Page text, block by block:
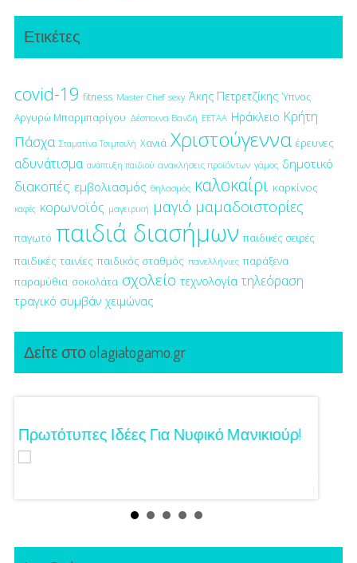
Ετικέτες
covid-19 fitness Master Chef sexy Άκης Πετρετζίκης Ύπνος
Αργυρώ Μπαρμπαρίγου Δέσποινα Βανδή ΕΕΤΑΑ Ηράκλειο Κρήτη
Πάσχα Σταματίνα Τσιμτσιλή Χανιά Χριστούγεννα έρευνες
αδυνάτισμα ανάπτυξη παιδιού ανακλήσεις προϊόντων γάμος δημοτικό
διακοπές εμβολιασμός θηλασμός καλοκαίρι καρκίνος
καφές κορωνοϊός μαγειρική μαγιό μαμαδοιστορίες
παγωτό παιδιά διασήμων παιδικές σειρές
παιδικές ταινίες παιδικός σταθμός πανελλήνιες παράξενα
παραμύθια σοκολάτα σχολείο τεχνολογία τηλεόραση
τραγικό συμβάν χειμώνας
Δείτε στο olagiatogamo.gr
Πρωτότυπες Ιδέες Για Νυφικό Μανικιούρ!